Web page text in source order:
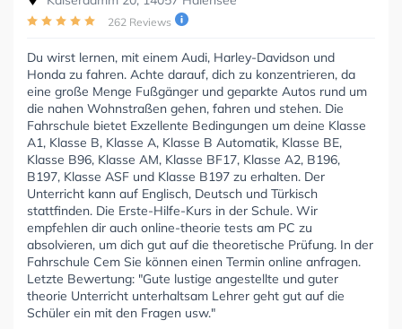
262 Reviews
Du wirst lernen, mit einem Audi, Harley-Davidson und
Honda zu fahren. Achte darauf, dich zu konzentrieren, da
eine große Menge Fußgänger und geparkte Autos rund um
die nahen Wohnstraßen gehen, fahren und stehen. Die
Fahrschule bietet Exzellente Bedingungen um deine Klasse
A1, Klasse B, Klasse A, Klasse B Automatik, Klasse BE,
Klasse B96, Klasse AM, Klasse BF17, Klasse A2, B196,
B197, Klasse ASF und Klasse B197 zu erhalten. Der
Unterricht kann auf Englisch, Deutsch und Türkisch
stattfinden. Die Erste-Hilfe-Kurs in der Schule. Wir
empfehlen dir auch online-theorie tests am PC zu
absolvieren, um dich gut auf die theoretische Prüfung. In der
Fahrschule Cem Sie können einen Termin online anfragen.
Letzte Bewertung: "Gute lustige angestellte und guter
theorie Unterricht unterhaltsam Lehrer geht gut auf die
Schüler ein mit den Fragen usw."